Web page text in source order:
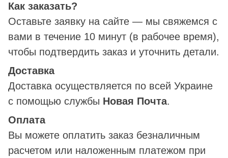
Как заказать?
Оставьте заявку на сайте — мы свяжемся с
вами в течение 10 минут (в рабочее время),
чтобы подтвердить заказ и уточнить детали.
Доставка
Доставка осуществляется по всей Украине
с помощью службы Новая Почта.
Оплата
Вы можете оплатить заказ безналичным
расчетом или наложенным платежом при